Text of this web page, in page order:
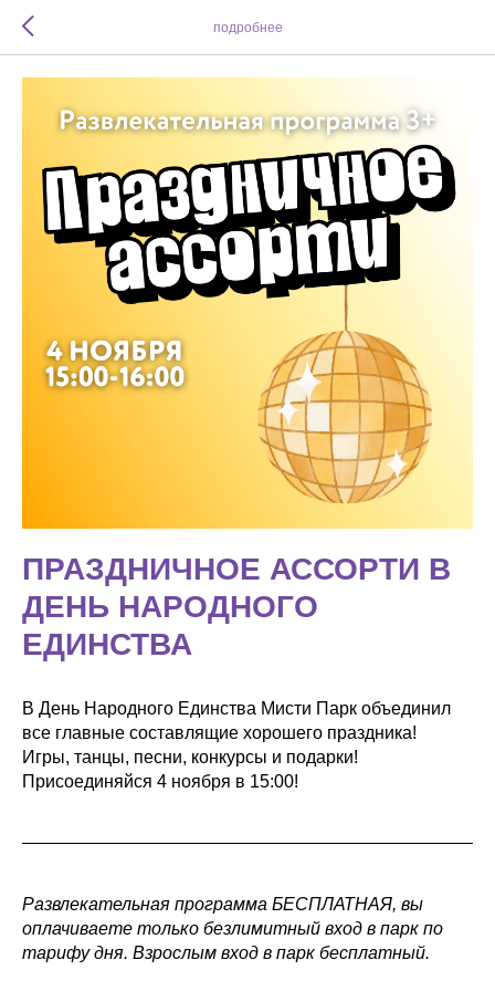
подробнее
ПРАЗДНИЧНОЕ АССОРТИ В
ДЕНЬ НАРОДНОГО
ЕДИНСТВА
В День Народного Единства Мисти Парк объединил
все главные составлящие хорошего праздника!
Игры, танцы, песни, конкурсы и подарки!
Присоединяйся 4 ноября в 15:00!
Развлекательная программа БЕСПЛАТНАЯ, вы
оплачиваете только безлимитный вход в парк по
тарифу дня. Взрослым вход в парк бесплатный.